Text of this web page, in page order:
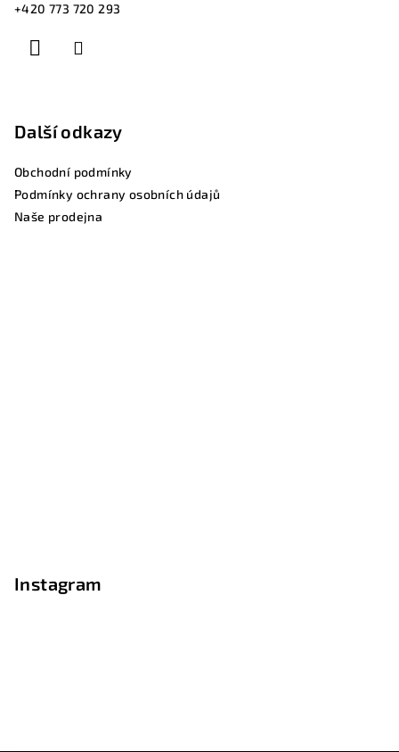
+420 773 720 293
Další odkazy
Obchodní podmínky
Podmínky ochrany osobních údajů
Naše prodejna
Instagram